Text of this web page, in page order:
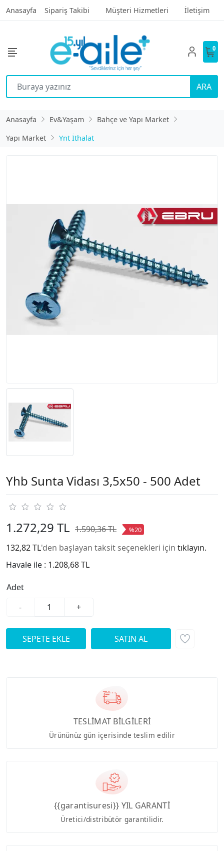
Anasayfa Sipariş Takibi Müşteri Hizmetleri İletişim
ARA
0
Anasayfa Ev&Yaşam
Bahçe ve Yapı Market
Yapı Market
Ynt İthalat
Yhb Sunta Vidası 3,5x50 - 500 Adet
1.272,29 TL 1.590,36 TL %20
132,82 TL'den başlayan taksit seçenekleri için tıklayın.
Havale ile : 1.208,68 TL
Adet
-
+
TESLİMAT BİLGİLERİ
Ürününüz gün içerisinde teslim edilir
{{garantisuresi}} YIL GARANTİ
Üretici/distribütör garantilidir.